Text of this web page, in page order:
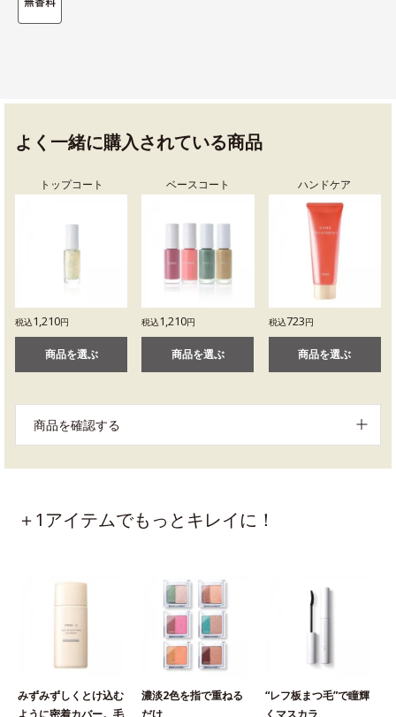
よく一緒に購入されている商品
トップコート
税込1,210円
商品を選ぶ
ベースコート
税込1,210円
商品を選ぶ
ハンドケア
税込723円
商品を選ぶ
商品を確認する
＋1アイテムでもっとキレイに！
みずみずしくとけ込む
ように密着カバー。毛
濃淡2色を指で重ねる
だけ
“レフ板まつ毛”で瞳輝
くマスカラ